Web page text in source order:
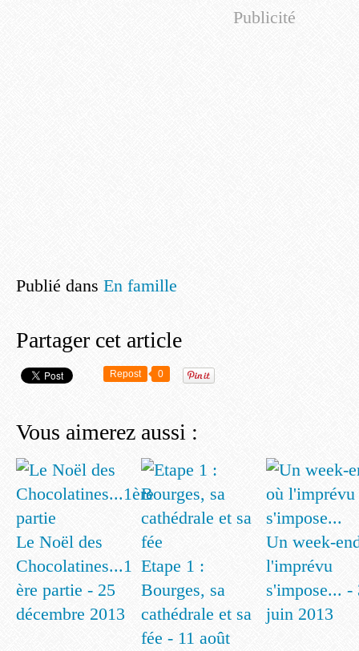
Publicité
Publié dans En famille
Partager cet article
Repost 0
Vous aimerez aussi :
Le Noël des
Chocolatines...1
ère partie - 25
décembre 2013
Etape 1 :
Bourges, sa
cathédrale et sa
fée - 11 août
Un week-
l'imprévu
s'impose... -
juin 2013